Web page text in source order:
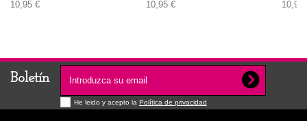
10,95 € 10,95 € 10,95
Boletín
He leido y acepto la Política de privacidad